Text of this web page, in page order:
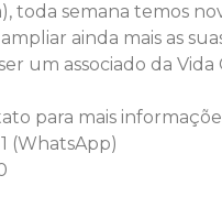
toda semana temos
ainda mais as
um associado da Vida
para mais
(WhatsApp)